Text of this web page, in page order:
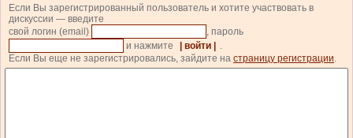
Если Вы зарегистрированный пользователь и хотите участвовать в
дискуссии — введите
свой логин (email)
, пароль
и нажмите
| войти |
Если Вы еще не зарегистрировались, зайдите на страницу регистрации